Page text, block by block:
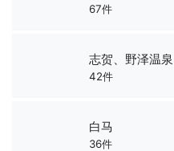
67件
志贺、野泽温
42件
白马
36件